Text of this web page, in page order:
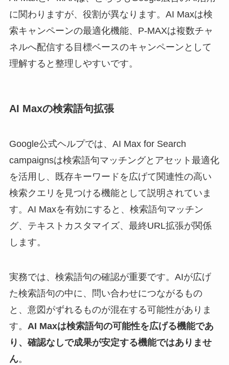
に関わりますが、役割が異なります。AI Maxは検
索キャンペーンの最適化機能、P-MAXは複数チャ
ネルへ配信する目標ベースのキャンペーンとして
理解すると整理しやすいです。
AI Maxの検索語句拡張
Google公式ヘルプでは、AI Max for Search
campaignsは検索語句マッチングとアセット最適化
を活用し、既存キーワードを広げて関連性の高い
検索クエリを見つける機能として説明されていま
す。AI Maxを有効にすると、検索語句マッチン
グ、テキストカスタマイズ、最終URL拡張が関係
します。
実務では、検索語句の確認が重要です。AIが広げ
た検索語句の中に、問い合わせにつながるもの
と、意図がずれるものが混在する可能性がありま
す。 AI Maxは検索語句の可能性を広げる機能であ
り、確認なしで成果が安定する機能ではありませ
ん。